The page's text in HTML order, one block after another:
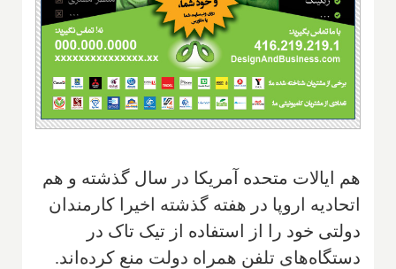
هم ایالات متحده آمریکا در سال گذشته و هم
اتحادیه اروپا در هفته گذشته اخیرا کارمندان
دولتی خود را از استفاده از تیک تاک در
دستگاه‌های تلفن همراه دولت منع کرده‌اند.